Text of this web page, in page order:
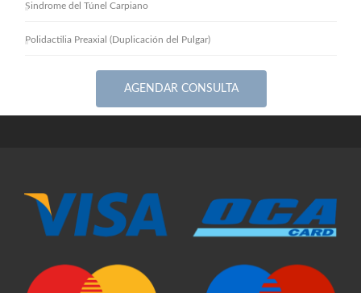
Sindrome del Túnel Carpiano
Polidactilia Preaxial (Duplicación del Pulgar)
AGENDAR CONSULTA